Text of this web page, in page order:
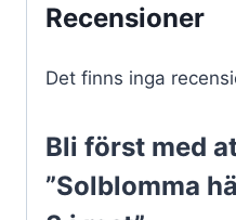
Recensioner
Det finns inga
Bli först med
”Solblomma